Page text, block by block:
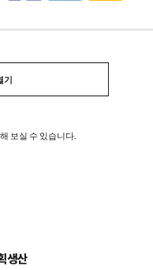
기
보실 수 있습니다.